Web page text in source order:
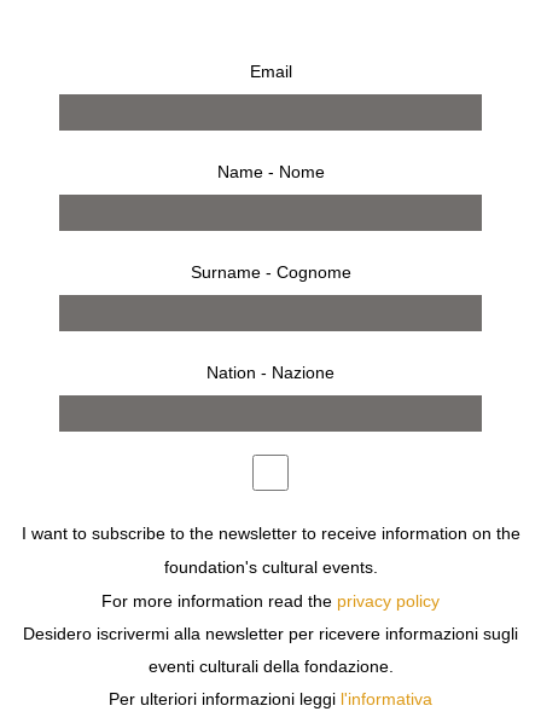
MILANO
Email
Name - Nome
Surname - Cognome
Nation - Nazione
I want to subscribe to the newsletter to receive information on the
foundation's cultural events.
For more information read the privacy policy
Desidero iscrivermi alla newsletter per ricevere informazioni sugli
eventi culturali della fondazione.
Per ulteriori informazioni leggi l'informativa